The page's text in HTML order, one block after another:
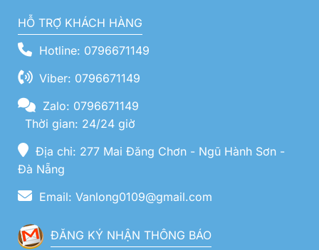
HỖ TRỢ KHÁCH HÀNG
Hotline: 0796671149
Viber: 0796671149
Zalo: 0796671149
Thời gian: 24/24 giờ
Địa chỉ: 277 Mai Đăng Chơn - Ngũ Hành Sơn -
Đà Nẵng
Email: Vanlong0109@gmail.com
ĐĂNG KÝ NHẬN THÔNG BÁO